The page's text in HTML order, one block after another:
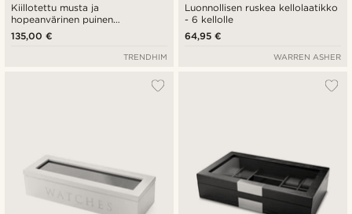
Kiillotettu musta ja
hopeanvärinen puinen
kellolaatikko - 10 kellolle
135,00 €
TRENDHIM
Luonnollisen ruskea kellolaatikko
- 6 kellolle
64,95 €
WARREN ASHER